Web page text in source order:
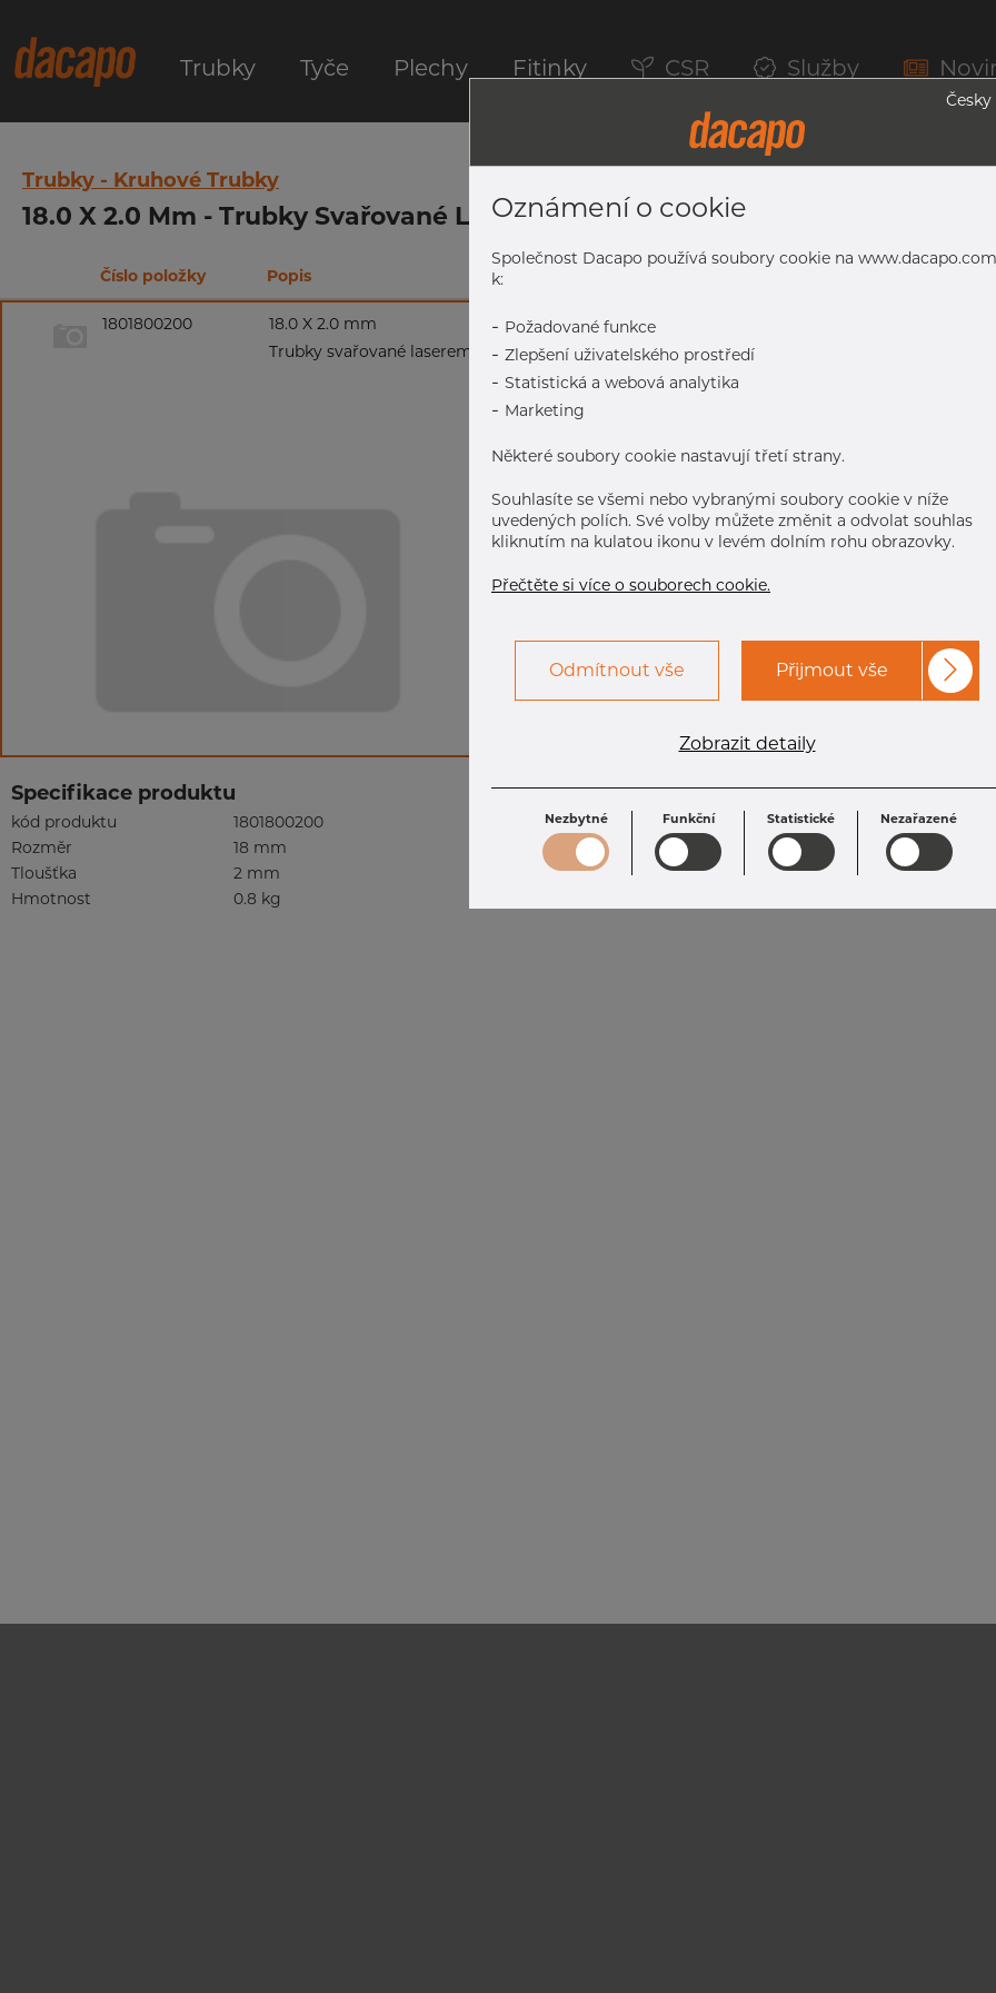
Trubky Tyče Plechy Fitinky CSR Služby
Trubky - Kruhové Trubky
18.0 X 2.0 Mm - Trubky Svařované Laserem, 1.4307, EN 10217-7, Žíhaná, Lesklá
Číslo položky Popis
1801800200
18.0 X 2.0 mm
Trubky svařované laserem, 1.4307, EN 10217-7, žíhaná, lesklá
Specifikace produktu
kód produktu
1801800200
Rozměr
18 mm
Tloušťka
2 mm
Hmotnost
0.8 kg
Česky
Oznámení o cookie
Společnost Dacapo používá soubory cookie na www.dacapo.com
k:
- Požadované funkce
- Zlepšení uživatelského prostředí
- Statistická a webová analytika
- Marketing
Některé soubory cookie nastavují třetí strany.
Souhlasíte se všemi nebo vybranými soubory cookie v níže
uvedených polích. Své volby můžete změnit a odvolat souhlas
kliknutím na kulatou ikonu v levém dolním rohu obrazovky.
Přečtěte si více o souborech cookie.
Odmítnout vše Přijmout vše
Zobrazit detaily
Nezbytné Funkční Statistické Nezařazené